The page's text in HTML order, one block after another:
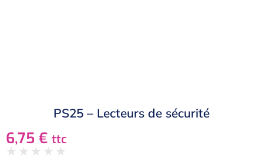
PS25 – Lecteurs de sécurité
6,75 € ttc
★ ★ ★ ★ ★